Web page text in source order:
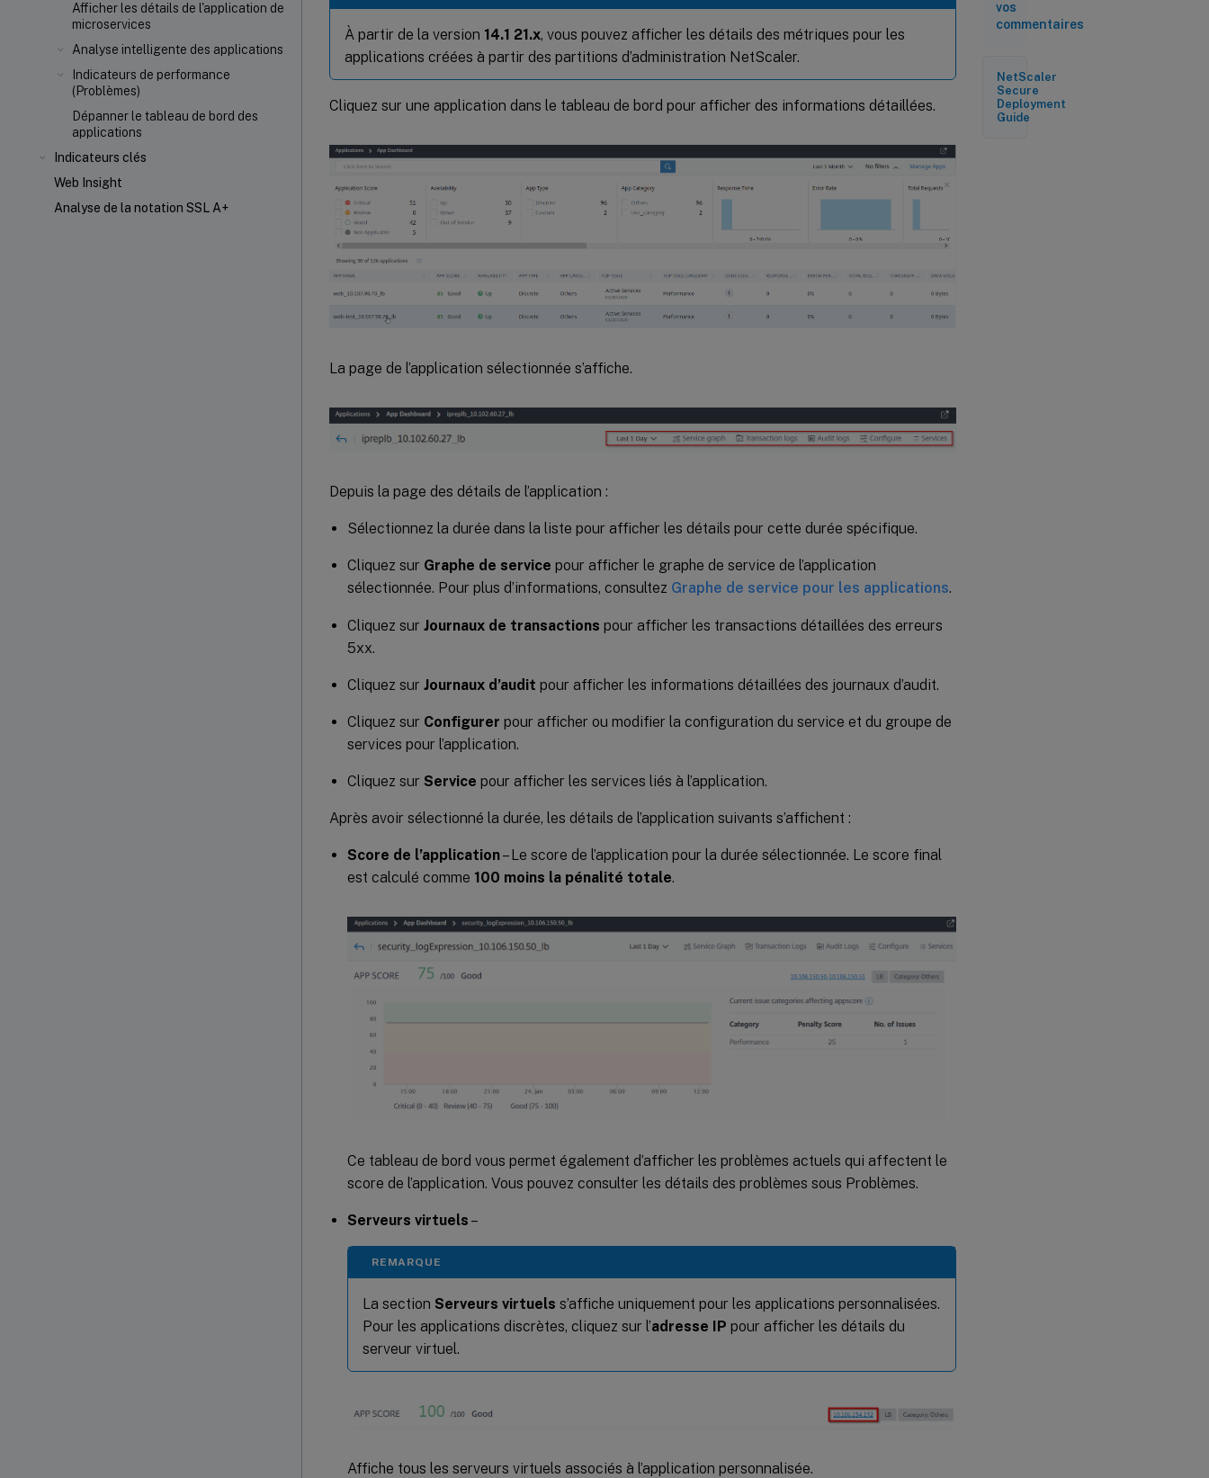
Afficher les détails de l'application de
microservices
Analyse intelligente des applications
Indicateurs de performance
(Problèmes)
Dépanner le tableau de bord des
applications
Indicateurs clés
Web Insight
Analyse de la notation SSL A+
À partir de la version 14.1 21.x, vous pouvez afficher les détails des métriques pour les
applications créées à partir des partitions d’administration NetScaler.
Cliquez sur une application dans le tableau de bord pour afficher des informations détaillées.
La page de l’application sélectionnée s’affiche.
Depuis la page des détails de l’application :
Sélectionnez la durée dans la liste pour afficher les détails pour cette durée spécifique.
Cliquez sur Graphe de service pour afficher le graphe de service de l’application
sélectionnée. Pour plus d’informations, consultez Graphe de service pour les applications.
Cliquez sur Journaux de transactions pour afficher les transactions détaillées des erreurs
5xx.
Cliquez sur Journaux d’audit pour afficher les informations détaillées des journaux d’audit.
Cliquez sur Configurer pour afficher ou modifier la configuration du service et du groupe de
services pour l’application.
Cliquez sur Service pour afficher les services liés à l’application.
Après avoir sélectionné la durée, les détails de l’application suivants s’affichent :
Score de l’application– Le score de l’application pour la durée sélectionnée. Le score final
est calculé comme 100 moins la pénalité totale.
Ce tableau de bord vous permet également d’afficher les problèmes actuels qui affectent le
score de l’application. Vous pouvez consulter les détails des problèmes sous Problèmes.
Serveurs virtuels –
REMARQUE
La section Serveurs virtuels s’affiche uniquement pour les applications personnalisées.
Pour les applications discrètes, cliquez sur l’adresse IP pour afficher les détails du
serveur virtuel.
Affiche tous les serveurs virtuels associés à l’application personnalisée.
vos
commentaires
NetScaler
Secure
Deployment
Guide